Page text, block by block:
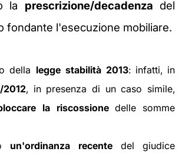
la prescrizione/decadenza del
fondante l'esecuzione mobiliare.
della legge stabilità 2013: infatti, in
, in presenza di un caso simile,
la riscossionedelle somme
un'ordinanza recente del giudice